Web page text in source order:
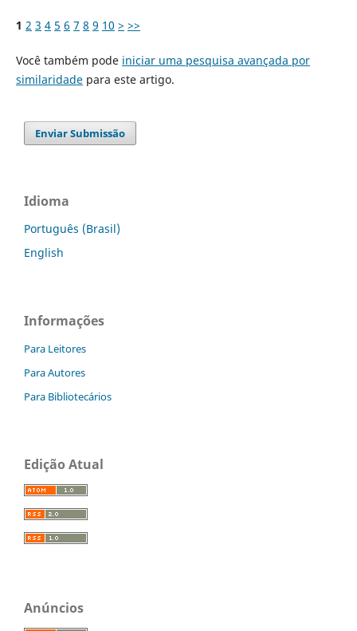
1 2 3 4 5 6 7 8 9 10 > >>
Você também pode iniciar uma pesquisa avançada por
similaridadepara este artigo.
Enviar Submissão
Idioma
Português (Brasil)
English
Informações
Para Leitores
Para Autores
Para Bibliotecários
Edição Atual
Anúncios